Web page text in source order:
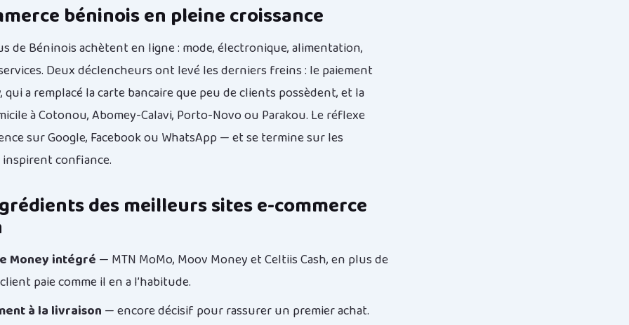
béninois en pleine croissance
de Béninois achètent en ligne : mode, électronique, alimentation,
Deux déclencheurs ont levé les derniers freins : le paiement
qui a remplacé la carte bancaire que peu de clients possèdent, et la
à Cotonou, Abomey-Calavi, Porto-Novo ou Parakou. Le réflexe
sur Google, Facebook ou WhatsApp — et se termine sur les
confiance.
des meilleurs sites e-commerce
Money intégré — MTN MoMo, Moov Money et Celtiis Cash, en plus de
paie comme il en a l’habitude.
à la livraison — encore décisif pour rassurer un premier achat.